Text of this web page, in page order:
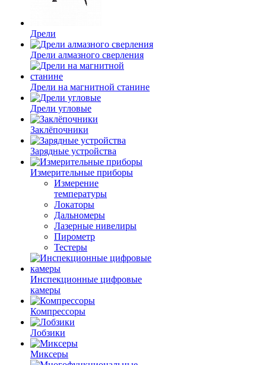
Дрели
Дрели алмазного сверления
Дрели на магнитной станине
Дрели угловые
Заклёпочники
Зарядные устройства
Измерительные приборы
Измерение
температуры
Локаторы
Дальномеры
Лазерные нивелиры
Пирометр
Тестеры
Инспекционные цифровые
камеры
Компрессоры
Лобзики
Миксеры